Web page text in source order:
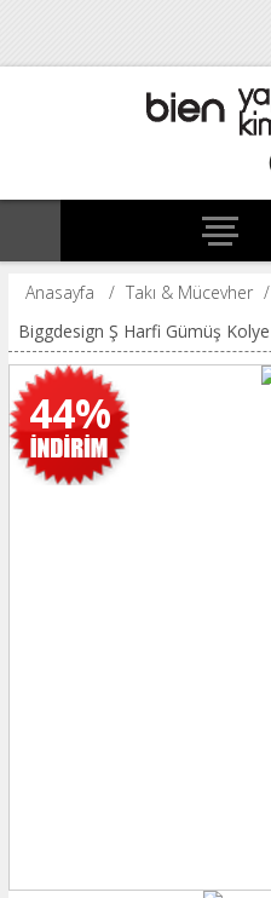
Anasayfa / Takı & Mücevher /
Biggdesign Ş Harfi Gümüş Kolye
44%